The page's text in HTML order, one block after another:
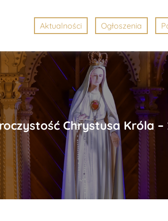
Aktualności Ogłoszenia
Chrystusa Króla –